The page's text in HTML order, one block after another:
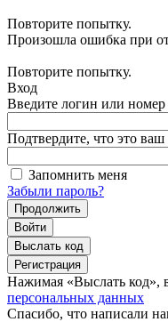
Повторите попытку.
Произошла ошибка при
Повторите попытку.
Вход
Введите логин или номер
Подтвердите, что это ваш
Запомнить меня
Забыли пароль?
Продолжить
Войти
Выслать код
Регистрация
Нажимая «Выслать код»,
персональных данных
Спасибо, что написали